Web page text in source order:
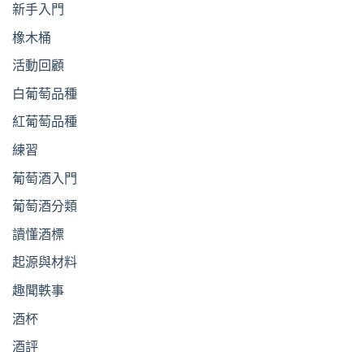
新手入門
橡木桶
活動回顧
白葡萄品種
紅葡萄品種
練習
葡萄酒入門
葡萄酒分類
讀懂酒標
起源與材料
趣聞軼事
酒杯
酒評